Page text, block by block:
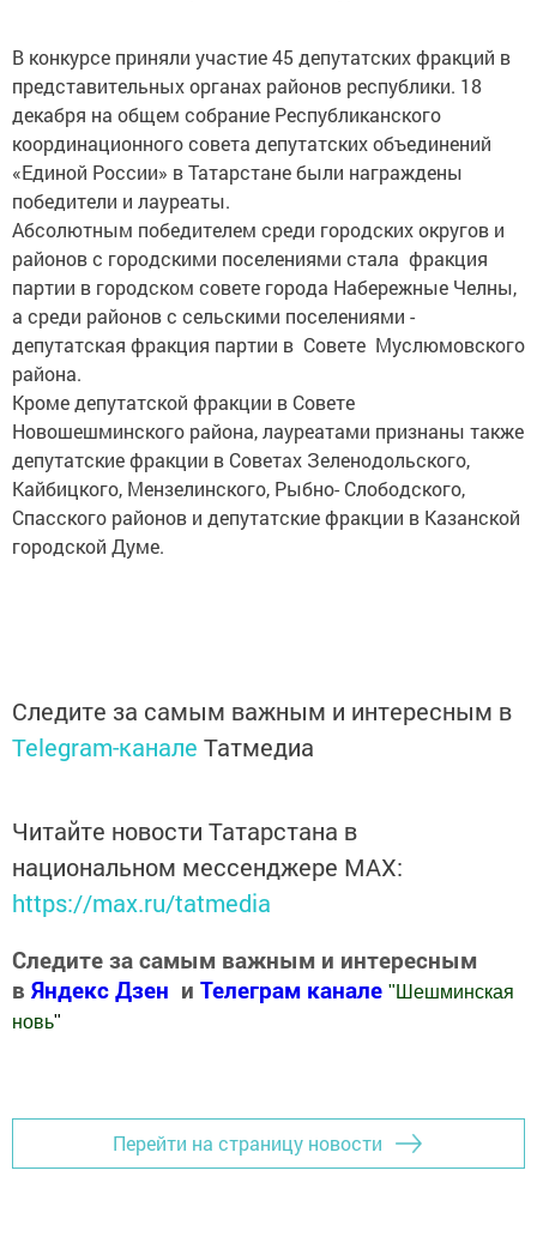
В конкурсе приняли участие 45 депутатских фракций в
представительных органах районов республики. 18
декабря на общем собрание Республиканского
координационного совета депутатских объединений
«Единой России» в Татарстане были награждены
победители и лауреаты.
Абсолютным победителем среди городских округов и
районов с городскими поселениями стала фракция
партии в городском совете города Набережные Челны,
а среди районов с сельскими поселениями -
депутатская фракция партии в Совете Муслюмовского
района.
Кроме депутатской фракции в Совете
Новошешминского района, лауреатами признаны также
депутатские фракции в Советах Зеленодольского,
Кайбицкого, Мензелинского, Рыбно- Слободского,
Спасского районов и депутатские фракции в Казанской
городской Думе.
Следите за самым важным и интересным в
Telegram-канале Татмедиа
Читайте новости Татарстана в
национальном мессенджере MАХ:
https://max.ru/tatmedia
Следите за самым важным и интересным
в Яндекс Дзен и Телеграм канале " Шешминская
новь"
Перейти на страницу новости